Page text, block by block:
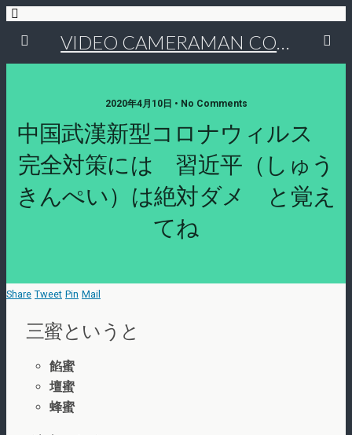
VIDEO CAMERAMAN COMMUNITY
2020年4月10日 • No Comments
中国武漢新型コロナウィルス
完全対策には 習近平（しゅう
きんぺい）は絶対ダメ と覚え
てね
Share Tweet Pin Mail
三蜜というと
餡蜜
壇蜜
蜂蜜